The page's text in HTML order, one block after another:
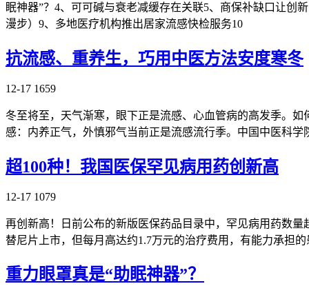
眠神器”？4、可可碱与衰老减缓存在关联5、商保补缺口让创
漫步）9、多地医疗机构推出居家流感快检服务10
抗流感、重养生，巧用中医方法安度寒冬
12-17 1659
冬至将至，天气渐寒，眼下正是流感、心血管病的高发季。
感：内养正气，外慎邪气当前正是流感流行季。中国中医科
超100种！我国医保罕见病用药创新高
12-17 1079
再创新高！日前公布的新版医保药品目录中，罕见病用药数
替尼片上市，但每月高达约1.7万元的治疗费用，有能力承担
重力眼罩真是“助眠神器”？